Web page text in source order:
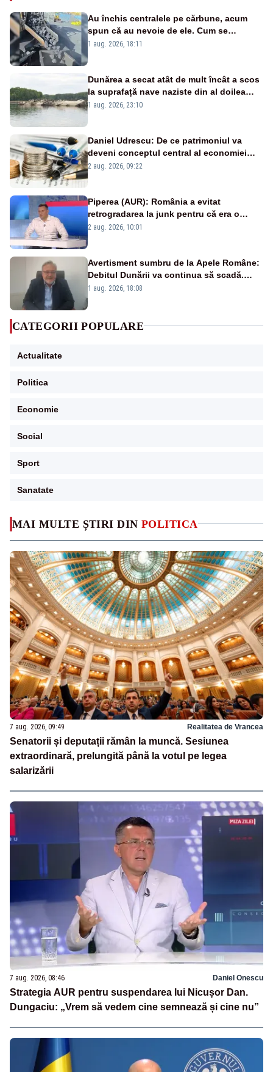
MAI MULTE ȘTIRI DIN POLITICA
7 aug. 2026, 09:49 Realitatea de Vrancea
Senatorii și deputații rămân la muncă. Sesiunea
extraordinară, prelungită până la votul pe legea
salarizării
7 aug. 2026, 08:46 Daniel Onescu
Strategia AUR pentru suspendarea lui Nicușor Dan.
Dungaciu: „Vrem să vedem cine semnează și cine nu”
Au închis centralele pe cărbune, acum
spun că au nevoie de ele. Cum se
pasează vina în plină criză energetică
1 aug. 2026, 18:11
Dunărea a secat atât de mult încât a scos
la suprafață nave naziste din al doilea
război mondial
1 aug. 2026, 23:10
Daniel Udrescu: De ce patrimoniul va
deveni conceptul central al economiei
viitoare?
2 aug. 2026, 09:22
Piperea (AUR): România a evitat
retrogradarea la junk pentru că era o
catastrofă pentru bănci și fondurile de
2 aug. 2026, 10:01
Avertisment sumbru de la Apele Române:
Debitul Dunării va continua să scadă.
Cernavodă s-ar putea închide în 4 zile
1 aug. 2026, 18:08
CATEGORII POPULARE
Actualitate
Politica
Economie
Social
Sport
Sanatate